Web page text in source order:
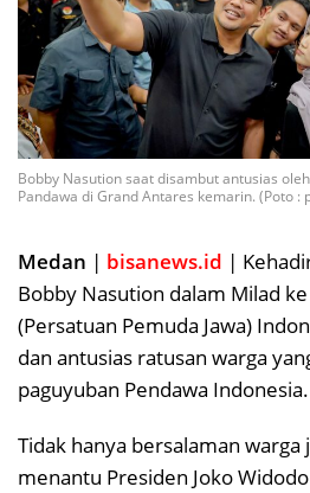
Bobby Nasution saat disambut antusias
Pandawa di Grand Antares kemarin. (Poto :
Medan | bisanews.id |
Bobby Nasution dalam Milad
(Persatuan Pemuda Jawa)
dan antusias ratusan warga
paguyuban Pendawa Indonesia.
Tidak hanya bersalaman
menantu Presiden Joko